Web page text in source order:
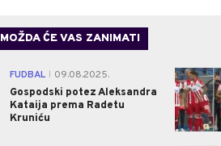
MOŽDA ĆE VAS ZANIMATI
FUDBAL
09.08.2025.
Gospodski potez Aleksandra
Kataija prema Radetu
Kruniću